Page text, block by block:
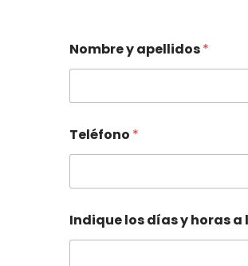
Nombre y apellidos*
Teléfono *
Indique los días y horas